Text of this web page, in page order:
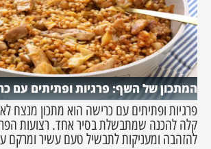
המתכון של השף: פרגיות ופתיתים עם
פרגיות ופתיתים עם כרישה הוא מתכון מנצח
קלה להכנה שמתבשלת בסיר אחד. רצועות
להזהבה ומעניקות לתבשיל טעם עשיר ומרקם